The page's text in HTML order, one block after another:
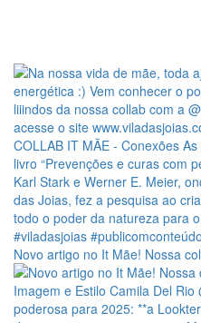
Novo artigo no It Mãe! Nossa